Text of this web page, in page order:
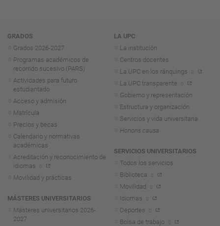
Navegación
GRADOS
Grados 2026-2027
Programas académicos de
recorrido sucesivo (PARS)
Actividades para futuro
estudiantado
Acceso y admisión
Matrícula
Precios y becas
Calendario y normativas
académicas
Acreditación y reconocimiento de
idiomas
Movilidad y prácticas
MÁSTERES UNIVERSITARIOS
Másteres universitarios 2026-
2027
LA UPC
La institución
Centros docentes
La UPC en los ránquings
La UPC transparente
Gobierno y representación
Estructura y organización
Servicios y vida universitaria
Honoris causa
SERVICIOS UNIVERSITARIOS
Todos los servicios
Biblioteca
Movilidad
Idiomas
Deportes
Bolsa de trabajo